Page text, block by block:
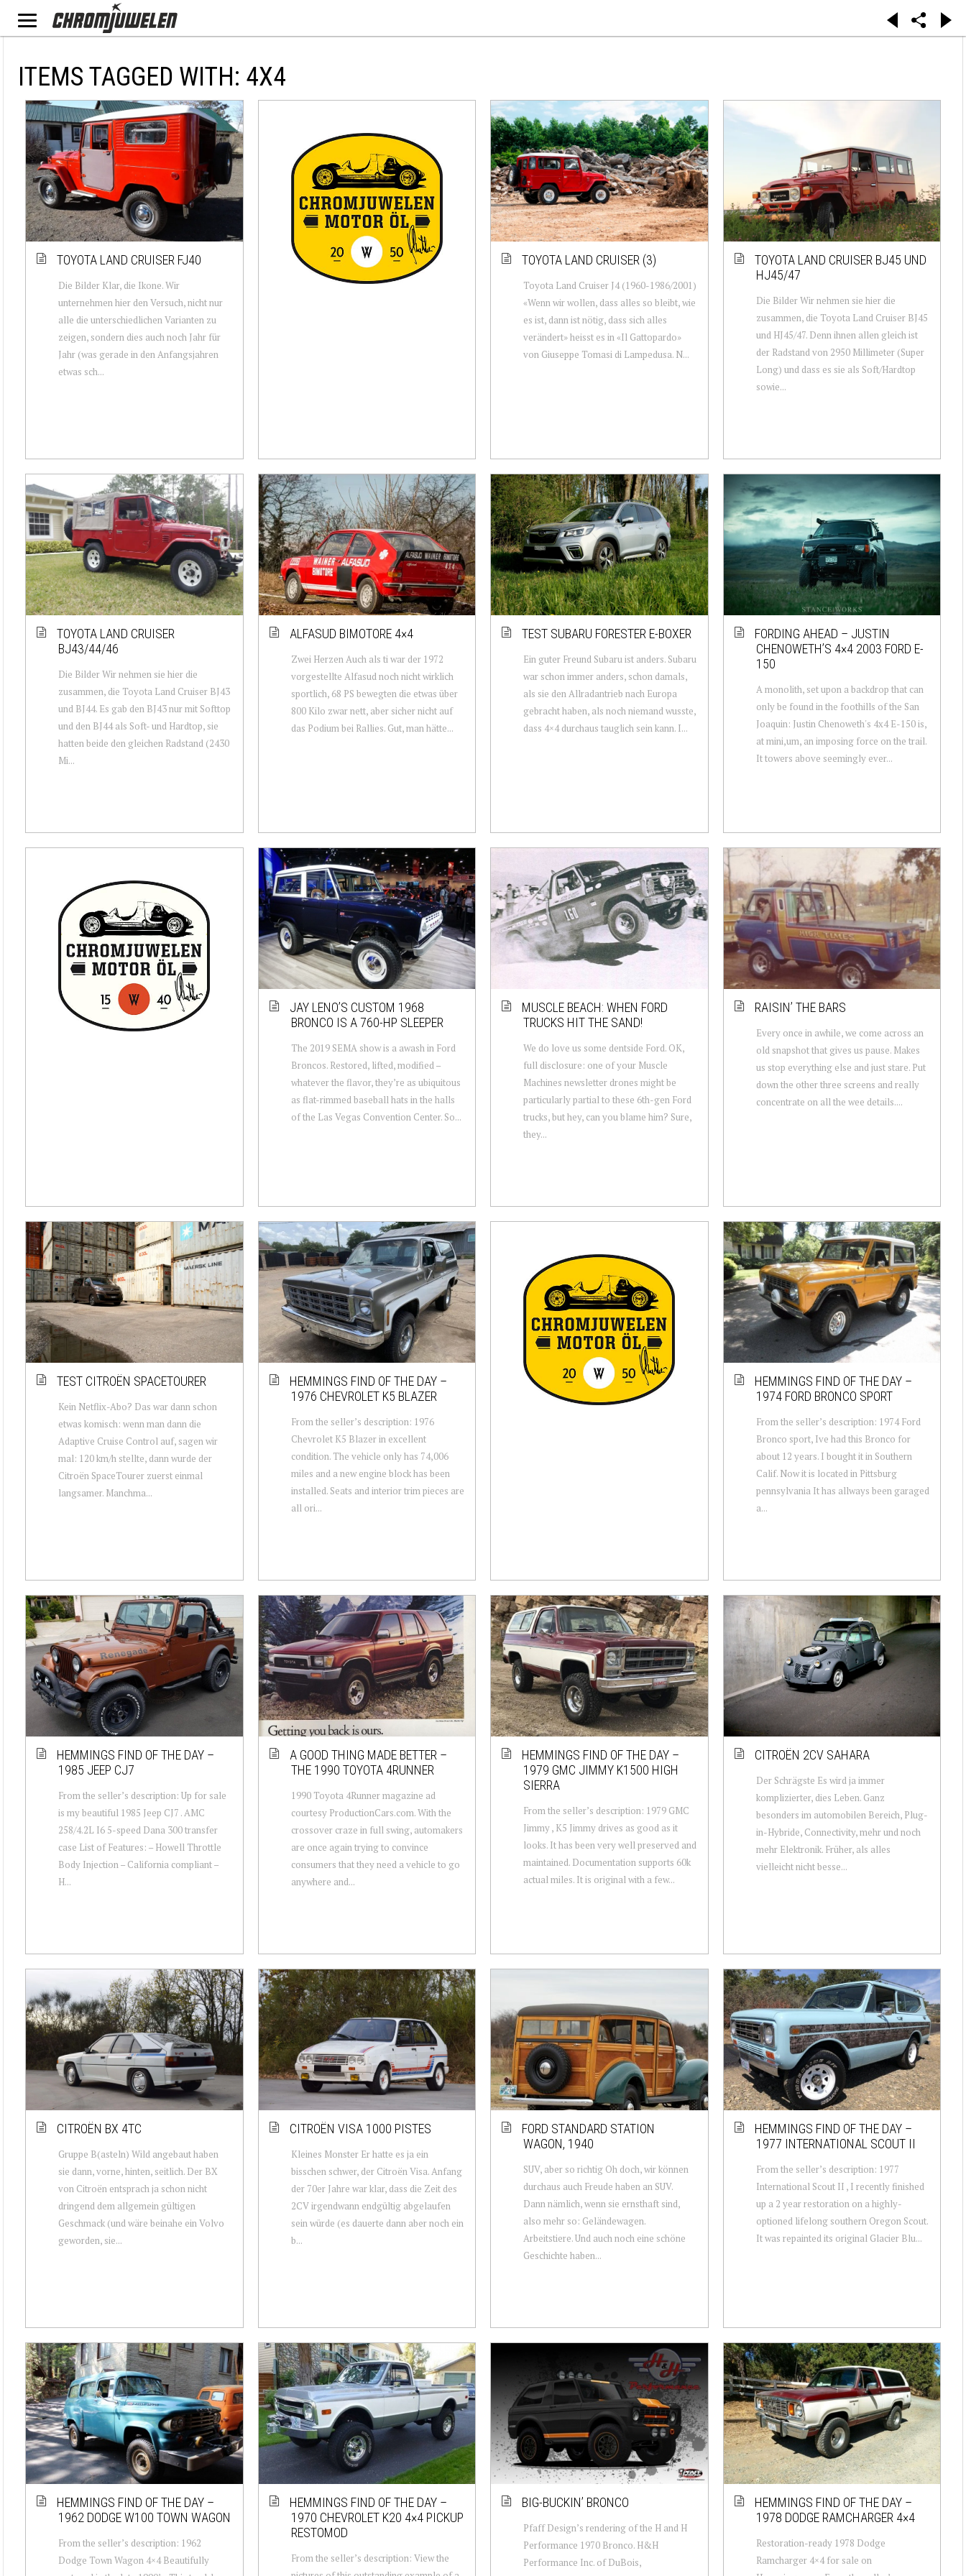
ITEMS TAGGED WITH: 4X4
TOYOTA LAND CRUISER FJ40
Die Bilder Klar, die Ikone. Wir
unternehmen hier den Versuch, nicht nur
alle die unterschiedlichen Varianten zu
zeigen, sondern dies auch noch Jahr für
Jahr (was gerade in den Anfangsjahren
etwas sch...
TOYOTA LAND CRUISER (3)
Toyota Land Cruiser J4 (1960-1986/2001)
«Wenn wir wollen, dass alles so bleibt, wie
es ist, dann ist nötig, dass sich alles
verändert» heisst es in «Il Gattopardo»
von Giuseppe Tomasi di Lampedusa. N...
TOYOTA LAND CRUISER BJ45 UND
HJ45/47
Die Bilder Wir nehmen sie hier die
zusammen, die Toyota Land Cruiser BJ45
und HJ45/47. Denn ihnen allen gleich ist
der Radstand von 2950 Millimeter (Super
Long) und dass es sie als Soft/Hardtop
sowie...
TOYOTA LAND CRUISER
BJ43/44/46
Die Bilder Wir nehmen sie hier die
zusammen, die Toyota Land Cruiser BJ43
und BJ44. Es gab den BJ43 nur mit Softtop
und den BJ44 als Soft- und Hardtop, sie
hatten beide den gleichen Radstand (2430
Mi...
ALFASUD BIMOTORE 4×4
Zwei Herzen Auch als ti war der 1972
vorgestellte Alfasud noch nicht wirklich
sportlich, 68 PS bewegten die etwas über
800 Kilo zwar nett, aber sicher nicht auf
das Podium bei Rallies. Gut, man hätte...
TEST SUBARU FORESTER E-BOXER
Ein guter Freund Subaru ist anders. Subaru
war schon immer anders, schon damals,
als sie den Allradantrieb nach Europa
gebracht haben, als noch niemand wusste,
dass 4×4 durchaus tauglich sein kann. I...
FORDING AHEAD – JUSTIN
CHENOWETH’S 4×4 2003 FORD E-
150
A monolith, set upon a backdrop that can
only be found in the foothills of the San
Joaquin: Justin Chenoweth's 4x4 E-150 is,
at mini,um, an imposing force on the trail.
It towers above seemingly ever...
JAY LENO’S CUSTOM 1968
BRONCO IS A 760-HP SLEEPER
The 2019 SEMA show is a awash in Ford
Broncos. Restored, lifted, modified –
whatever the flavor, they’re as ubiquitous
as flat-rimmed baseball hats in the halls
of the Las Vegas Convention Center. So...
MUSCLE BEACH: WHEN FORD
TRUCKS HIT THE SAND!
We do love us some dentside Ford. OK,
full disclosure: one of your Muscle
Machines newsletter drones might be
particularly partial to these 6th-gen Ford
trucks, but hey, can you blame him? Sure,
they...
RAISIN’ THE BARS
Every once in awhile, we come across an
old snapshot that gives us pause. Makes
us stop everything else and just stare. Put
down the other three screens and really
concentrate on all the wee details....
TEST CITROËN SPACETOURER
Kein Netflix-Abo? Das war dann schon
etwas komisch: wenn man dann die
Adaptive Cruise Control auf, sagen wir
mal: 120 km/h stellte, dann wurde der
Citroën SpaceTourer zuerst einmal
langsamer. Manchma...
HEMMINGS FIND OF THE DAY –
1976 CHEVROLET K5 BLAZER
From the seller’s description: 1976
Chevrolet K5 Blazer in excellent
condition. The vehicle only has 74,006
miles and a new engine block has been
installed. Seats and interior trim pieces are
all ori...
HEMMINGS FIND OF THE DAY –
1974 FORD BRONCO SPORT
From the seller’s description: 1974 Ford
Bronco sport, Ive had this Bronco for
about 12 years. I bought it in Southern
Calif. Now it is located in Pittsburg
pennsylvania It has allways been garaged
a...
HEMMINGS FIND OF THE DAY –
1985 JEEP CJ7
From the seller’s description: Up for sale
is my beautiful 1985 Jeep CJ7 . AMC
258/4.2L I6 5-speed Dana 300 transfer
case List of Features: – Howell Throttle
Body Injection – California compliant –
H...
A GOOD THING MADE BETTER –
THE 1990 TOYOTA 4RUNNER
1990 Toyota 4Runner magazine ad
courtesy ProductionCars.com. With the
crossover craze in full swing, automakers
are once again trying to convince
consumers that they need a vehicle to go
anywhere and...
HEMMINGS FIND OF THE DAY –
1979 GMC JIMMY K1500 HIGH
SIERRA
From the seller’s description: 1979 GMC
Jimmy , K5 Jimmy drives as good as it
looks. It has been very well preserved and
maintained. Documentation supports 60k
actual miles. It is original with a few...
CITROËN 2CV SAHARA
Der Schrägste Es wird ja immer
komplizierter, dies Leben. Ganz
besonders im automobilen Bereich, Plug-
in-Hybride, Connectivity, mehr und noch
mehr Elektronik. Früher, als alles
vielleicht nicht besse...
CITROËN BX 4TC
Gruppe B(asteln) Wild angebaut haben
sie dann, vorne, hinten, seitlich. Der BX
von Citroën entsprach ja schon nicht
dringend dem allgemein gültigen
Geschmack (und wäre beinahe ein Volvo
geworden, sie...
CITROËN VISA 1000 PISTES
Kleines Monster Er hatte es ja ein
bisschen schwer, der Citroën Visa. Anfang
der 70er Jahre war klar, dass die Zeit des
2CV irgendwann endgültig abgelaufen
sein würde (es dauerte dann aber noch ein
b...
FORD STANDARD STATION
WAGON, 1940
SUV, aber so richtig Oh doch, wir können
durchaus auch Freude haben an SUV.
Dann nämlich, wenn sie ernsthaft sind,
also mehr so: Geländewagen.
Arbeitstiere. Und auch noch eine schöne
Geschichte haben...
HEMMINGS FIND OF THE DAY –
1977 INTERNATIONAL SCOUT II
From the seller’s description: 1977
International Scout II , I recently finished
up a 2 year restoration on a highly-
optioned lifelong southern Oregon Scout.
It was repainted its original Glacier Blu...
HEMMINGS FIND OF THE DAY –
1962 DODGE W100 TOWN WAGON
From the seller’s description: 1962
Dodge Town Wagon 4×4 Beautifully
HEMMINGS FIND OF THE DAY –
1970 CHEVROLET K20 4×4 PICKUP
RESTOMOD
From the seller’s description: View the
BIG-BUCKIN’ BRONCO
Pfaff Design’s rendering of the H and H
Performance 1970 Bronco. H&H
Performance Inc. of DuBois,
HEMMINGS FIND OF THE DAY –
1978 DODGE RAMCHARGER 4×4
Restoration-ready 1978 Dodge
Ramcharger 4×4 for sale on